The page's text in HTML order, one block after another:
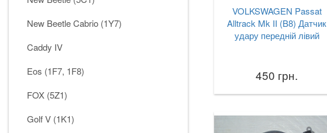
New Beetle Cabrio (1Y7)
Caddy IV
Eos (1F7, 1F8)
FOX (5Z1)
Golf V (1K1)
VOLKSWAGEN Passat
Alltrack Mk II (B8) Датчик
удару передній лівий
450 грн.